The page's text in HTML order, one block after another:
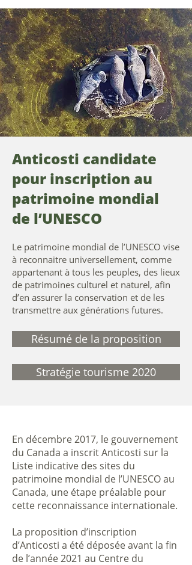
Anticosti candidate
pour inscription au
patrimoine mondial
de l’UNESCO
Le patrimoine mondial de l’UNESCO vise
à reconnaitre universellement, comme
appartenant à tous les peuples, des lieux
de patrimoines culturel et naturel, afin
d’en assurer la conservation et de les
transmettre aux générations futures.
Résumé de la proposition
Stratégie tourisme 2020
En décembre 2017, le gouvernement
du Canada a inscrit Anticosti sur la
Liste indicative des sites du
patrimoine mondial de l’UNESCO au
Canada, une étape préalable pour
cette reconnaissance internationale.
La proposition d’inscription
d’Anticosti a été déposée avant la fin
de l’année 2021 au Centre du